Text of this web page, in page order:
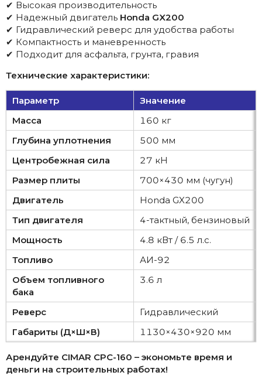
✔ Высокая производительность
✔ Надежный двигатель Honda GX200
✔ Гидравлический реверс для удобства работы
✔ Компактность и маневренность
✔ Подходит для асфальта, грунта, гравия
Технические характеристики:
Параметр
Значение
Масса
160 кг
Глубина уплотнения
500 мм
Центробежная сила
27 кН
Размер плиты
700×430 мм (чугун)
Двигатель
Honda GX200
Тип двигателя
4-тактный, бензиновый
Мощность
4.8 кВт / 6.5 л.с.
Топливо
АИ-92
Объем топливного
бака
3.6 л
Реверс
Гидравлический
Габариты (Д×Ш×В)
1130×430×920 мм
Арендуйте CIMAR CPC-160 – экономьте время и
деньги на строительных работах!